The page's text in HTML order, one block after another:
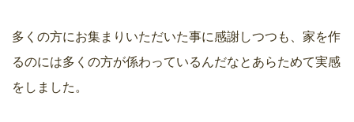
多くの方にお集まりいただいた事に感謝しつつも、家を作
るのには多くの方が係わっているんだなとあらためて実感
をしました。